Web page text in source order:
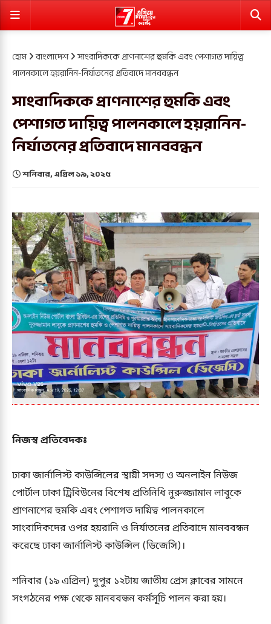
হোম বাংলাদেশ সাংবাদিককে প্রাণনাশের হুমকি এবং পেশাগত দায়িত্ব
পালনকালে হয়রানিন-নির্যাতনের প্রতিবাদে মানববন্ধন
সাংবাদিককে প্রাণনাশের হুমকি এবং
পেশাগত দায়িত্ব পালনকালে হয়রানিন-
নির্যাতনের প্রতিবাদে মানববন্ধন
শনিবার, এপ্রিল ১৯, ২০২৫
নিজস্ব প্রতিবেদকঃ
ঢাকা জার্নালিস্ট কাউন্সিলের স্থায়ী সদস্য ও অনলাইন নিউজ
পোর্টাল ঢাকা ট্রিবিউনের বিশেষ প্রতিনিধি নুরুজ্জামান লাবুকে
প্রাণনাশের হুমকি এবং পেশাগত দায়িত্ব পালনকালে
সাংবাদিকদের ওপর হয়রানি ও নির্যাতনের প্রতিবাদে মানববন্ধন
করেছে ঢাকা জার্নালিস্ট কাউন্সিল (ডিজেসি)।
শনিবার (১৯ এপ্রিল) দুপুর ১২টায় জাতীয় প্রেস ক্লাবের সামনে
সংগঠনের পক্ষ থেকে মানববন্ধন কর্মসূচি পালন করা হয়।